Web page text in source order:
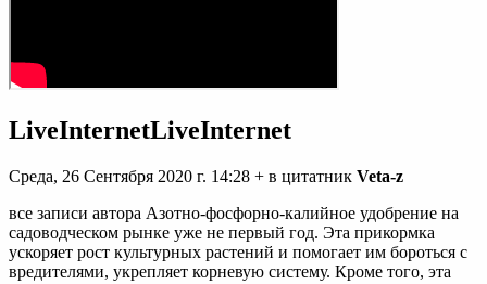
LiveInternetLiveInternet
Среда, 26 Сентября 2020 г. 14:28 + в цитатник Veta-z
все записи автора Азотно-фосфорно-калийное удобрение на
садоводческом рынке уже не первый год. Эта прикормка
ускоряет рост культурных растений и помогает им бороться с
вредителями, укрепляет корневую систему. Кроме того, эта